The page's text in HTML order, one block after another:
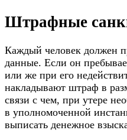
Штрафные
Каждый человек должен
данные. Если он
или же при его
накладывают штраф в
связи с чем, при утере
в уполномоченной
выписать денежное